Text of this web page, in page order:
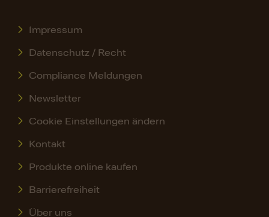
Impressum
Datenschutz / Recht
Compliance Meldungen
Newsletter
Cookie Einstellungen ändern
Kontakt
Produkte online kaufen
Barrierefreiheit
Über uns